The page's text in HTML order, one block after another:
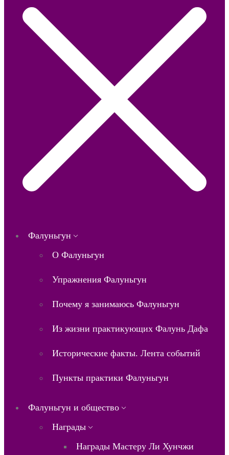
Фалуньгун
О Фалуньгун
Упражнения Фалуньгун
Почему я занимаюсь Фалуньгун
Из жизни практикующих Фалунь Дафа
Исторические факты. Лента событий
Пункты практики Фалуньгун
Фалуньгун и общество
Награды
Награды Мастеру Ли Хунчжи